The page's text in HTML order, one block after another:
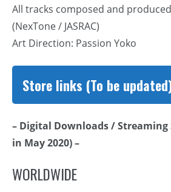
All tracks composed and
(NexTone / JASRAC)
Art Direction: Passion Yoko
Store links (To be
– Digital Downloads / Streaming
in May 2020) –
WORLDWIDE